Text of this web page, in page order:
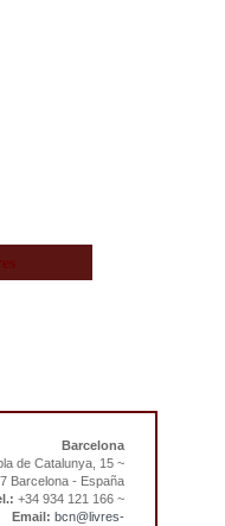
Barcelona
de Catalunya, 15 ~
Barcelona - España
+34 934 121 166 ~
Email: bcn@livres-